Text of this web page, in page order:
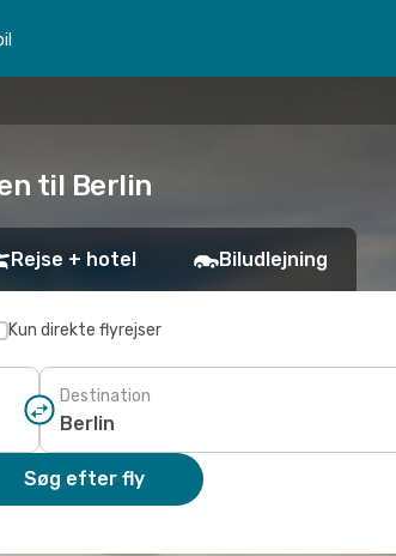
til Berlin
Rejse + hotel Biludlejning
Kun direkte flyrejser
Destination
Søg efter fly